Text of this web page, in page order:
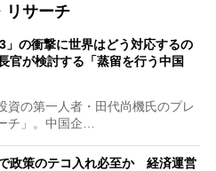
リサーチ
の衝撃に世界はどう対応するの
が検討する「蒸留を行う中国
の第一人者・田代尚機氏のプレ
チ」。中国企…
政策のテコ入れ必至か 経済運営